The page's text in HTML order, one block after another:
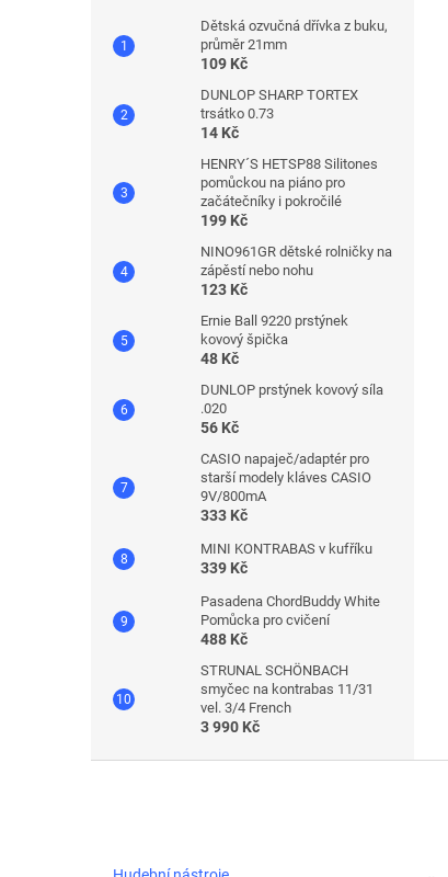
Dětská ozvučná dřívka z buku,
průměr 21mm
109 Kč
DUNLOP SHARP TORTEX
trsátko 0.73
14 Kč
HENRY´S HETSP88 Silitones
pomůckou na piáno pro
začátečníky i pokročilé
199 Kč
NINO961GR dětské rolničky na
zápěstí nebo nohu
123 Kč
Ernie Ball 9220 prstýnek
kovový špička
48 Kč
DUNLOP prstýnek kovový síla
.020
56 Kč
CASIO napaječ/adaptér pro
starší modely kláves CASIO
9V/800mA
333 Kč
MINI KONTRABAS v kufříku
339 Kč
Pasadena ChordBuddy White
Pomůcka pro cvičení
488 Kč
STRUNAL SCHÖNBACH
smyčec na kontrabas 11/31
vel. 3/4 French
3 990 Kč